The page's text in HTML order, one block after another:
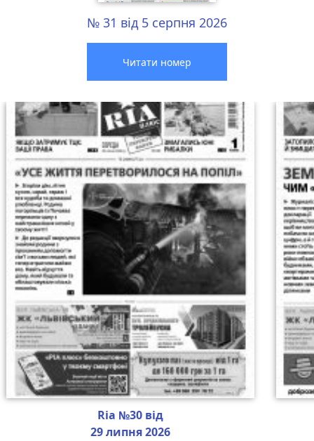
№ 31 від 5 серпня 2026
Читати номер
Ria №30 від
29 липня 2026